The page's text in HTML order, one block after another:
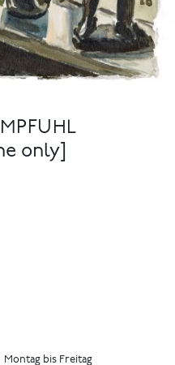
only]
Montag bis Freitag